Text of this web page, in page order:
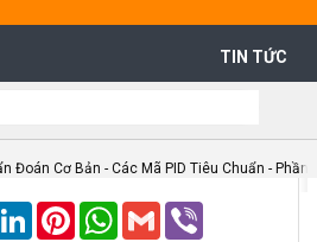
TIN TỨC
Đoán Cơ Bản - Các Mã PID Tiêu Chuẩn - Phần
LinkedInPinterestWhatsApp
Gmail